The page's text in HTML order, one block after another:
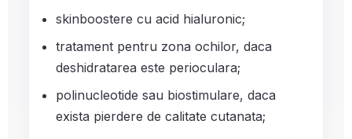
skinboostere cu acid hialuronic;
tratament pentru zona ochilor, daca
deshidratarea este perioculara;
polinucleotide sau biostimulare, daca
exista pierdere de calitate cutanata;